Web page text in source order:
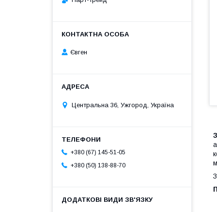
Євген
Центральна 36, Ужгород, Україна
+380 (67) 145-51-05
+380 (50) 138-88-70